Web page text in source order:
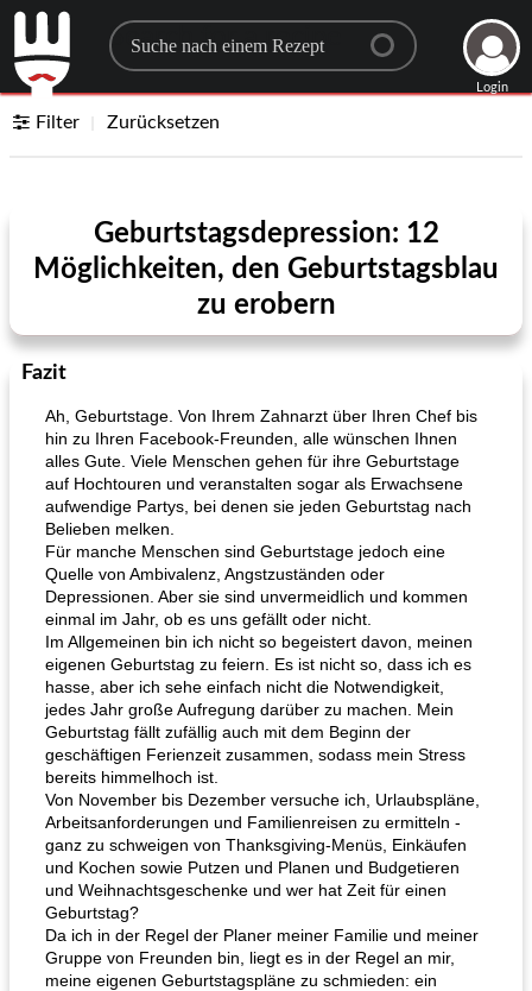
Search for a recipe
Login
Filter Zurücksetzen
Geburtstagsdepression: 12
Möglichkeiten, den Geburtstagsblau
zu erobern
Fazit
Ah, Geburtstage. Von Ihrem Zahnarzt über Ihren Chef bis
hin zu Ihren Facebook-Freunden, alle wünschen Ihnen
alles Gute. Viele Menschen gehen für ihre Geburtstage
auf Hochtouren und veranstalten sogar als Erwachsene
aufwendige Partys, bei denen sie jeden Geburtstag nach
Belieben melken.
Für manche Menschen sind Geburtstage jedoch eine
Quelle von Ambivalenz, Angstzuständen oder
Depressionen. Aber sie sind unvermeidlich und kommen
einmal im Jahr, ob es uns gefällt oder nicht.
Im Allgemeinen bin ich nicht so begeistert davon, meinen
eigenen Geburtstag zu feiern. Es ist nicht so, dass ich es
hasse, aber ich sehe einfach nicht die Notwendigkeit,
jedes Jahr große Aufregung darüber zu machen. Mein
Geburtstag fällt zufällig auch mit dem Beginn der
geschäftigen Ferienzeit zusammen, sodass mein Stress
bereits himmelhoch ist.
Von November bis Dezember versuche ich, Urlaubspläne,
Arbeitsanforderungen und Familienreisen zu ermitteln -
ganz zu schweigen von Thanksgiving-Menüs, Einkäufen
und Kochen sowie Putzen und Planen und Budgetieren
und Weihnachtsgeschenke und wer hat Zeit für einen
Geburtstag?
Da ich in der Regel der Planer meiner Familie und meiner
Gruppe von Freunden bin, liegt es in der Regel an mir,
meine eigenen Geburtstagspläne zu schmieden: ein